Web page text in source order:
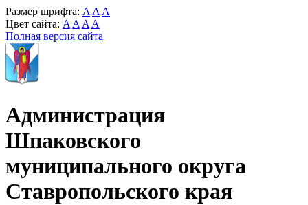
Размер шрифта: A A A
Цвет сайта: A A A A
Полная версия сайта
Администрация
Шпаковского
муниципального округа
Ставропольского края